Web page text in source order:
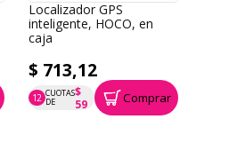
Localizador GPS
inteligente, HOCO, en
caja
$ 713,12
12 CUOTAS
DE
$
59
P.T.F. $ 713 Comprar